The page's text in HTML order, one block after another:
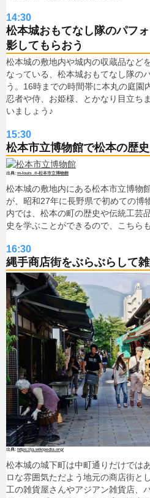
14:30
松本城おもてなし隊のパフ
影してもらおう
松本城の敷地内や城内の収蔵品など
なっている、松本城おもてなし隊の
う。16時までの時間帯に本丸の庭園
忍者や侍、お姫様、とかなり目立ち
いましょう♪
15:30
松本市立博物館で松本の歴
m-louis .®-松本市立博物館
松本城の敷地内にある松本市立博物
が、昭和27年に長野県で初めての博
内では、松本の町の歴史や伝統工芸
史を学ぶことができるので、こちら
16:30
縄手商店街をぶらぶらして
https://ja.wikipedia.org/
松本城の城下町は中町通りだけでは
ロな雰囲気ただよう地元の商店街と
工の雑貨屋さんやアジアン雑貨店、